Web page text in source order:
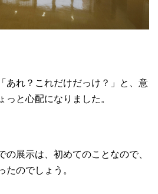
あれ？これだけだっけ？」と、意
っと心配になりました。
の展示は、初めてのことなので、
たのでしょう。